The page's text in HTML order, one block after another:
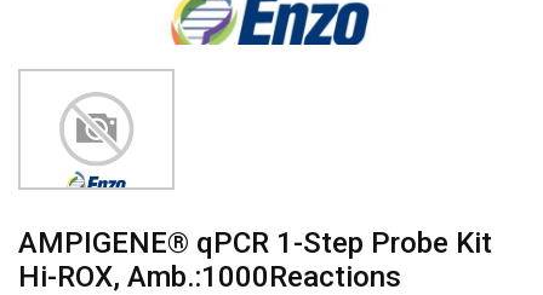
AMPIGENE® qPCR 1-Step Probe Kit
Hi-ROX, Amb.:1000Reactions